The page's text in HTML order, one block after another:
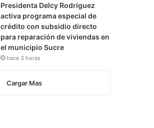
Presidenta Delcy Rodríguez
activa programa especial de
crédito con subsidio directo
para reparación de viviendas en
el municipio Sucre
hace 3 horas
Cargar Mas